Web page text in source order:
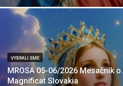
VYBRALI SME
MROSA 05-06/2026 Mesačník
Magnificat Slovakia